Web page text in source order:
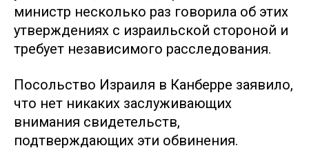
министр несколько раз говорила об этих
утверждениях с израильской стороной и
требует независимого расследования.
Посольство Израиля в Канберре заявило,
что нет никаких заслуживающих
внимания свидетельств,
подтверждающих эти обвинения.